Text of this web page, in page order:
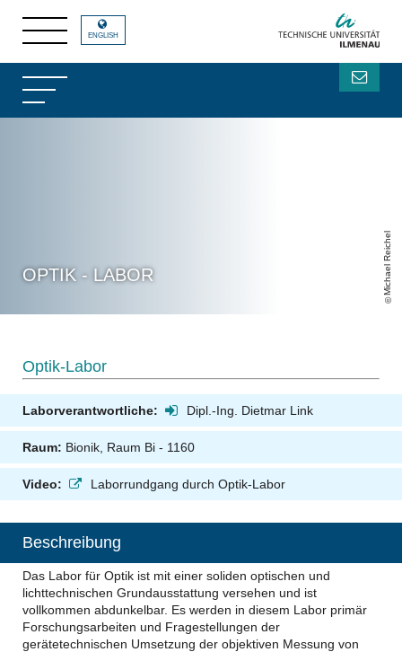
OPTIK - LABOR Michael Reichel
ENGLISH
Optik-Labor
Laborverantwortliche: Dipl.-Ing. Dietmar Link
Raum: Bionik, Raum Bi - 1160
Video: Laborrundgang durch Optik-Labor
Beschreibung
Das Labor für Optik ist mit einer soliden optischen und
lichttechnischen Grundausstattung versehen und ist
vollkommen abdunkelbar. Es werden in diesem Labor primär
Forschungsarbeiten und Fragestellungen der
gerätetechnischen Umsetzung der objektiven Messung von